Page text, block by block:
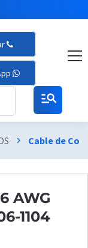
manage_search
chevron_right Cable de
AWG
1104